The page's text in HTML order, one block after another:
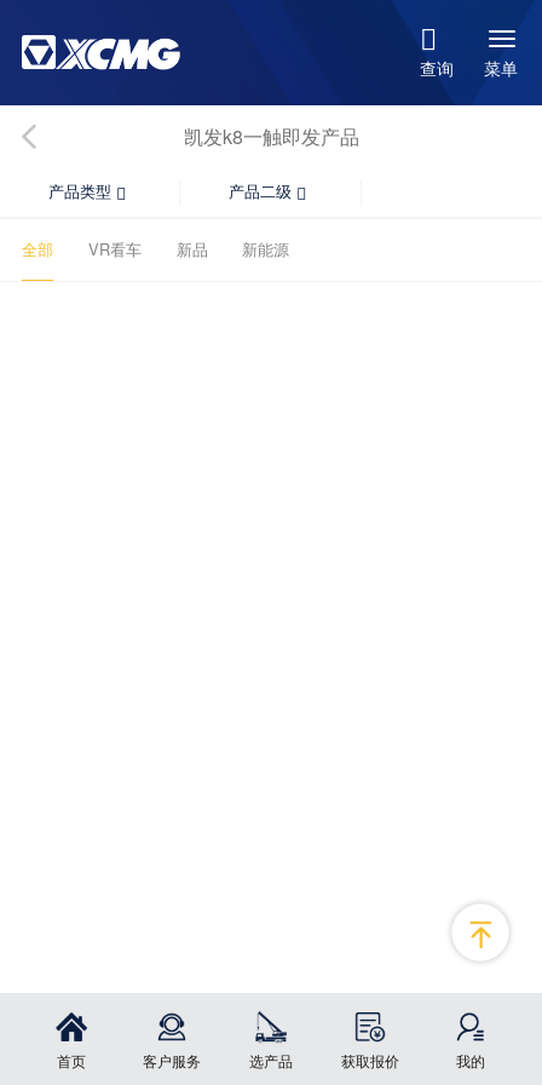

查询 菜单
首页 客户服务 选产品 获取报价 我的
凯发k8一触即发产品
产品类型  产品二级 
全部 VR看车 新品 新能源